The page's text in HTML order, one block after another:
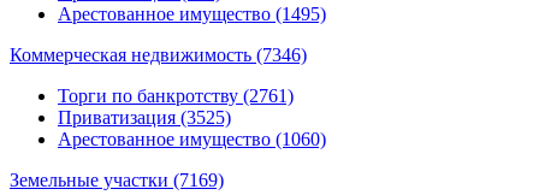
Арестованное имущество (1495)
Коммерческая недвижимость (7346)
Торги по банкротству (2761)
Приватизация (3525)
Арестованное имущество (1060)
Земельные участки (7169)